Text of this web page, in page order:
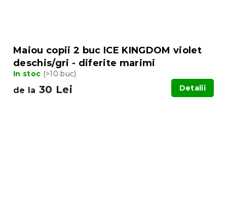
Maiou copii 2 buc ICE KINGDOM violet
deschis/gri - diferite marimi
In stoc (>10 buc)
de la 30 Lei Detalii